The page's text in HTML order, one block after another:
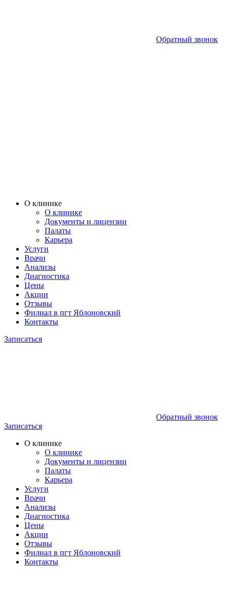
Обратный звонок
О клинике
О клинике
Документы и лицензии
Палаты
Карьера
Услуги
Врачи
Анализы
Диагностика
Цены
Акции
Отзывы
Филиал в пгт Яблоновский
Контакты
Записаться
Обратный звонок
Записаться
О клинике
О клинике
Документы и лицензии
Палаты
Карьера
Услуги
Врачи
Анализы
Диагностика
Цены
Акции
Отзывы
Филиал в пгт Яблоновский
Контакты